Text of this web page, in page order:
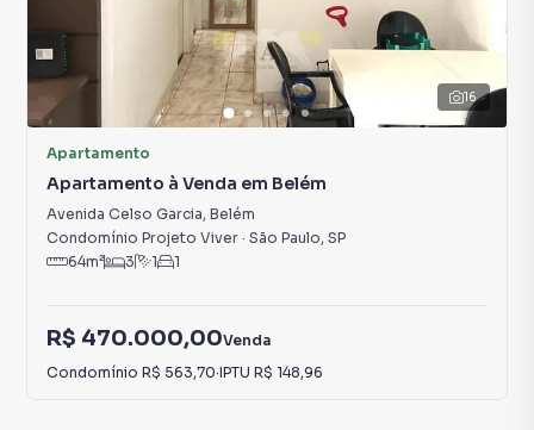
16
Apartamento
Apartamento à Venda em Belém
Avenida Celso Garcia, Belém
Condomínio Projeto Viver · São Paulo, SP
64m² 3 1 1
R$ 470.000,00Venda
Condomínio R$ 563,70·IPTU R$ 148,96